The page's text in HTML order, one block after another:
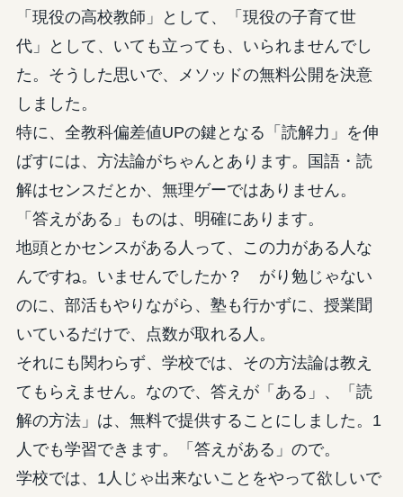
「現役の高校教師」として、「現役の子育て世
代」として、いても立っても、いられませんでし
た。そうした思いで、メソッドの無料公開を決意
しました。
特に、全教科偏差値UPの鍵となる「読解力」を伸
ばすには、方法論がちゃんとあります。国語・読
解はセンスだとか、無理ゲーではありません。
「答えがある」ものは、明確にあります。
地頭とかセンスがある人って、この力がある人な
んですね。いませんでしたか？ がり勉じゃない
のに、部活もやりながら、塾も行かずに、授業聞
いているだけで、点数が取れる人。
それにも関わらず、学校では、その方法論は教え
てもらえません。なので、答えが「ある」、「読
解の方法」は、無料で提供することにしました。1
人でも学習できます。「答えがある」ので。
学校では、1人じゃ出来ないことをやって欲しいで